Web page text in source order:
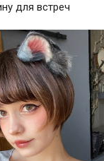
для встреч